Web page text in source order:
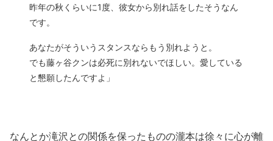
昨年の秋くらいに1度、彼女から別れ話をしたそうなん
です。
あなたがそういうスタンスならもう別れようと。
でも藤ヶ谷クンは必死に別れないでほしい。愛している
と懇願したんですよ」
なんとか滝沢との関係を保ったものの瀧本は徐々に心が離